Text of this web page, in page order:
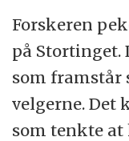
Forskeren
på Stortinget.
som framstår
velgerne. Det
som tenkte